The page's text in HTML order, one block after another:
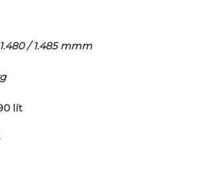
1.480 / 1.485 mmm
lít